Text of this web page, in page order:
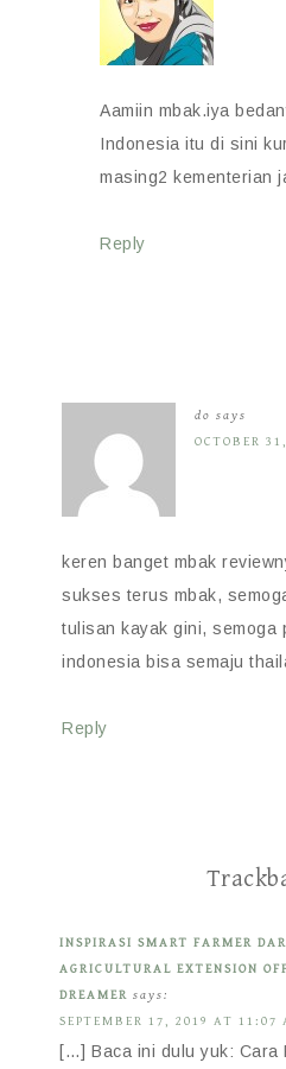
Aamiin mbak.iya
Indonesia itu di sini
masing2 kementerian
Reply
do says
OCTOBER
keren banget mbak
sukses terus mbak,
tulisan kayak gini, semoga
indonesia bisa semaju
Reply
INSPIRASI SMART FARMER
AGRICULTURAL EXTENSION
DREAMER says:
SEPTEMBER 17, 2019 AT 11:07
[…] Baca ini dulu yuk: Cara